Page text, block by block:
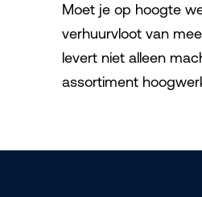
Moet je op hoogte
verhuurvloot van
levert niet alleen
assortiment